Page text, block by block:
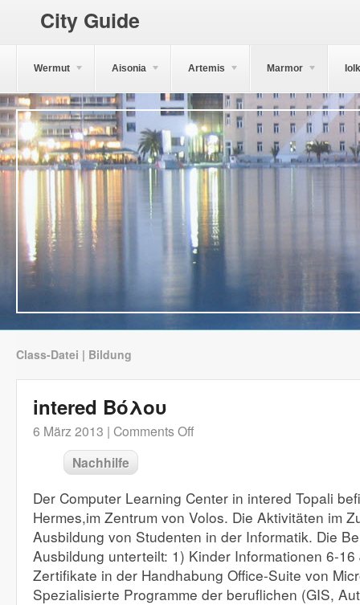
City Guide
Wermut Aisonia Artemis Marmor
Class-Datei | Bildung
intered Βόλου
6 März 2013 | Comments Off
Nachhilfe
Der Computer Learning Center in intered Topali
Hermes,im Zentrum von Volos. Die Aktivitäten im
Ausbildung von Studenten in der Informatik. Die
Ausbildung unterteilt: 1) Kinder Informationen 6-16
Zertifikate in der Handhabung Office-Suite von
Spezialisierte Programme der beruflichen (GIS,